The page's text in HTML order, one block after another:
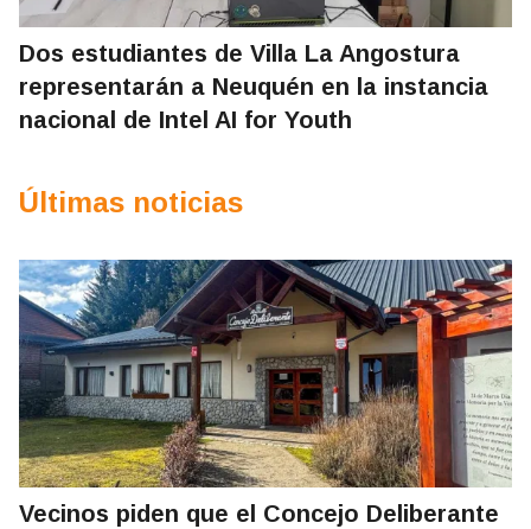
Dos estudiantes de Villa La Angostura
representarán a Neuquén en la instancia
nacional de Intel AI for Youth
Últimas noticias
Vecinos piden que el Concejo Deliberante